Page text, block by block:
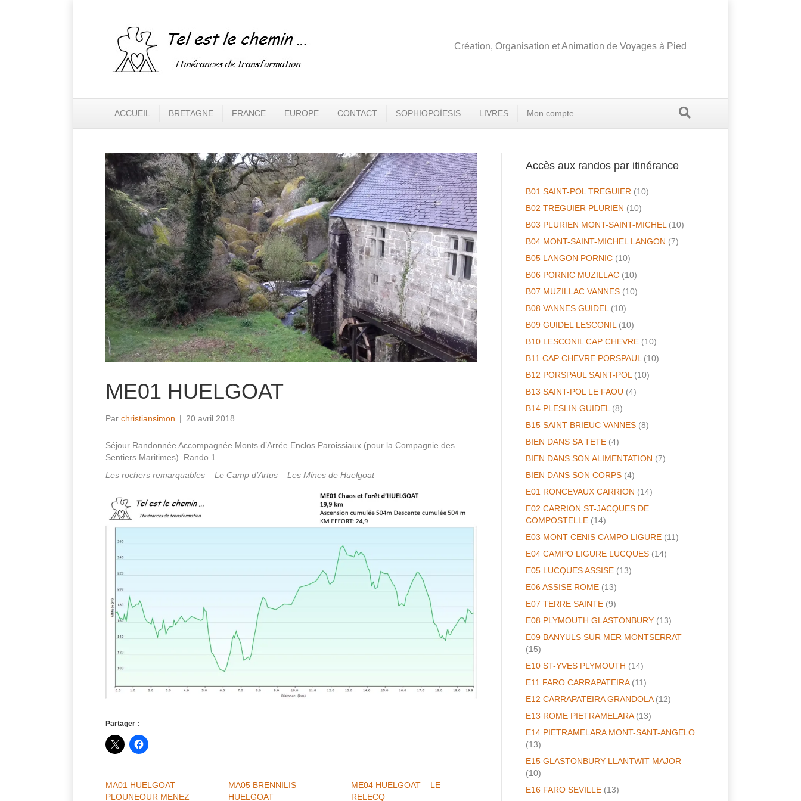
Création, Organisation et Animation de Voyages à Pied
ACCUEIL BRETAGNE FRANCE EUROPE CONTACT SOPHIOPOÏESIS LIVRES Mon compte
ME01 HUELGOAT
Par christiansimon | 20 avril 2018
Séjour Randonnée Accompagnée Monts d’Arrée Enclos Paroissiaux (pour la Compagnie des
Sentiers Maritimes). Rando 1.
Les rochers remarquables – Le Camp d’Artus – Les Mines de Huelgoat
Partager :
MA01 HUELGOAT –
PLOUNEOUR MENEZ
MA05 BRENNILIS –
HUELGOAT
ME04 HUELGOAT – LE
RELECQ
Accès aux randos par itinérance
B01 SAINT-POL TREGUIER (10)
B02 TREGUIER PLURIEN (10)
B03 PLURIEN MONT-SAINT-MICHEL (10)
B04 MONT-SAINT-MICHEL LANGON (7)
B05 LANGON PORNIC (10)
B06 PORNIC MUZILLAC (10)
B07 MUZILLAC VANNES (10)
B08 VANNES GUIDEL (10)
B09 GUIDEL LESCONIL (10)
B10 LESCONIL CAP CHEVRE (10)
B11 CAP CHEVRE PORSPAUL (10)
B12 PORSPAUL SAINT-POL (10)
B13 SAINT-POL LE FAOU (4)
B14 PLESLIN GUIDEL (8)
B15 SAINT BRIEUC VANNES (8)
BIEN DANS SA TETE (4)
BIEN DANS SON ALIMENTATION (7)
BIEN DANS SON CORPS (4)
E01 RONCEVAUX CARRION (14)
E02 CARRION ST-JACQUES DE
COMPOSTELLE (14)
E03 MONT CENIS CAMPO LIGURE (11)
E04 CAMPO LIGURE LUCQUES (14)
E05 LUCQUES ASSISE (13)
E06 ASSISE ROME (13)
E07 TERRE SAINTE (9)
E08 PLYMOUTH GLASTONBURY (13)
E09 BANYULS SUR MER MONTSERRAT
(15)
E10 ST-YVES PLYMOUTH (14)
E11 FARO CARRAPATEIRA(11)
E12 CARRAPATEIRA GRANDOLA(12)
E13 ROME PIETRAMELARA(13)
E14 PIETRAMELARA MONT-SANT-ANGELO
(13)
E15 GLASTONBURY LLANTWIT MAJOR
(10)
E16 FARO SEVILLE (13)